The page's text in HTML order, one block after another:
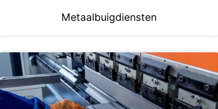
Metaalbuigdiensten